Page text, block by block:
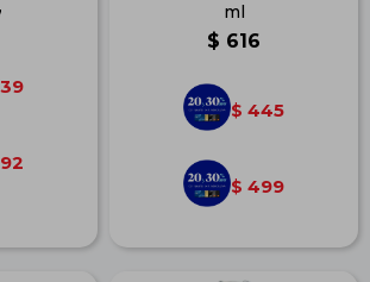
ml
$ 616
$ 445
$ 499